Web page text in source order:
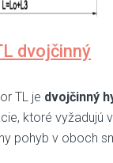
dvojčinný
TL je dvojčinný
ktoré vyžadujú
pohyb v oboch